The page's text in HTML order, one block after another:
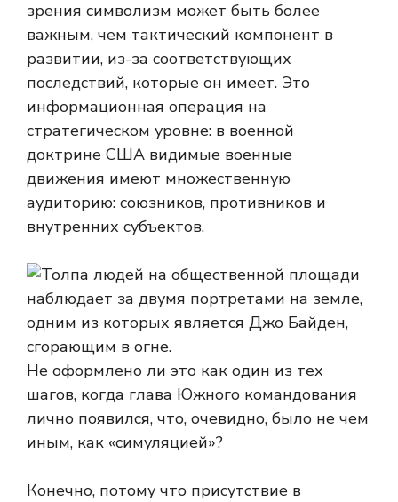
зрения символизм может быть более
важным, чем тактический компонент в
развитии, из-за соответствующих
последствий, которые он имеет. Это
информационная операция на
стратегическом уровне: в военной
доктрине США видимые военные
движения имеют множественную
аудиторию: союзников, противников и
внутренних субъектов.
Не оформлено ли это как один из тех
шагов, когда глава Южного командования
лично появился, что, очевидно, было не чем
иным, как «симуляцией»?
Конечно, потому что присутствие в